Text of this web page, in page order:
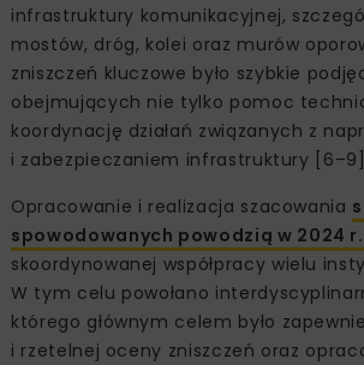
infrastruktury komunikacyjnej,
mostów, dróg, kolei oraz murów
zniszczeń kluczowe było szybkie
obejmujących nie tylko pomoc
koordynację działań związanych z
i zabezpieczaniem infrastruktury
Opracowanie i realizacja szacowania
spowodowanych powodzią w 2024 r.
skoordynowanej współpracy wielu
W tym celu powołano
którego głównym celem było
i rzetelnej oceny zniszczeń oraz